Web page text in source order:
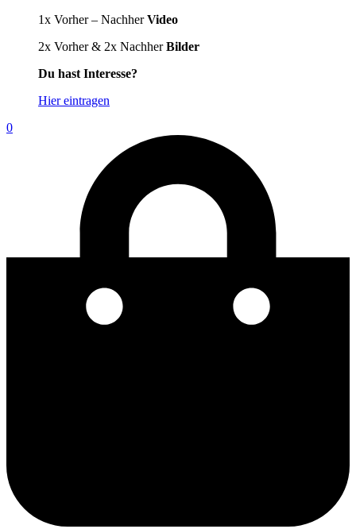
1x Vorher – NachherVideo
2x Vorher & 2x NachherBilder
Du hast Interesse?
Hier eintragen
0